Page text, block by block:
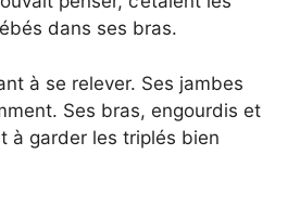
dans ses bras.
à se relever. Ses jambes
Ses bras, engourdis et
à garder les triplés bien